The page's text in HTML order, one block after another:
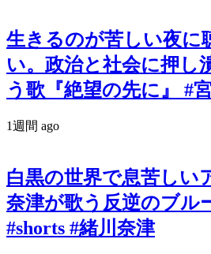
生きるのが苦しい夜に
い。政治と社会に押し
う歌『絶望の先に』 #
1週間 ago
白黒の世界で息苦しい
奈津が歌う反逆のブル
#shorts #緒川奈津